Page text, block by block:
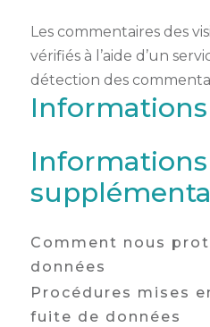
Les commentaires des
vérifiés à l’aide d’un
détection des
Informations
Comment nous
données
Procédures mises
fuite de données